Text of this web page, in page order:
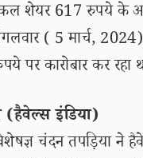
कल शेयर 617 रुपये के
( 5 मार्च,
पर कारोबार कर रहा
(हैवेल्स इंडिया)
चंदन तपड़िया ने